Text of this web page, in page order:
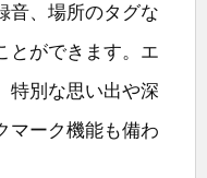
音、場所のタグな
とができます。エ
特別な思い出や深
マーク機能も備わ